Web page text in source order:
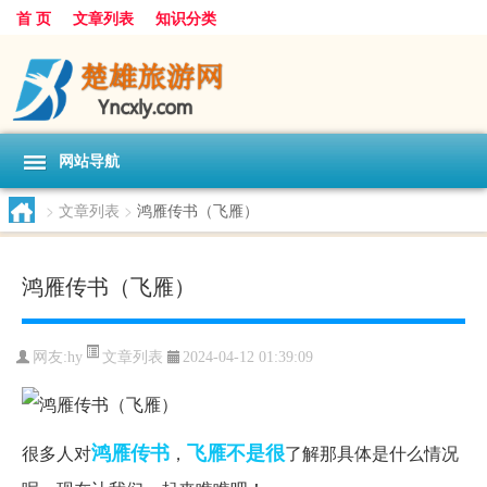
首 页 文章列表 知识分类
网站导航
> 文章列表 > 鸿雁传书（飞雁）
鸿雁传书（飞雁）
网友:hy 文章列表 2024-04-12 01:39:09
很多人对鸿雁传书 ， 飞雁不是很了解那具体是什么情况